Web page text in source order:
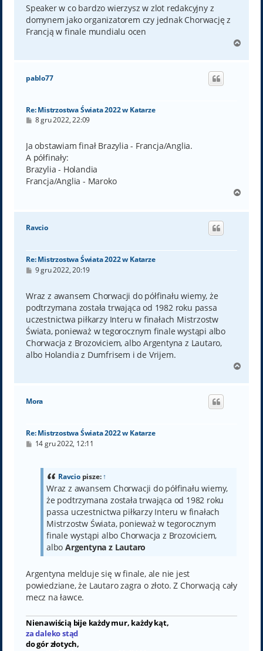
t
Speaker w co bardzo wierzysz w zlot redakcyjny z
domynem jako organizatorem czy jednak Chorwację z
Francją w finale mundialu ocen
g
pablo77
Re: Mistrzostwa Świata 2022 w Katarze
P
t
8 gru 2022, 22:09
Ja obstawiam finał Brazylia - Francja/Anglia.
A półfinały:
Brazylia - Holandia
Francja/Anglia - Maroko
g
Ravcio
Re: Mistrzostwa Świata 2022 w Katarze
P
t
9 gru 2022, 20:19
Wraz z awansem Chorwacji do półfinału wiemy, że
podtrzymana została trwająca od 1982 roku passa
uczestnictwa piłkarzy Interu w finałach Mistrzostw
Świata, ponieważ w tegorocznym finale wystąpi albo
Chorwacja z Brozoviciem, albo Argentyna z Lautaro,
albo Holandia z Dumfrisem i de Vrijem.
g
Mora
Re: Mistrzostwa Świata 2022 w Katarze
P14 gru 2022, 12:11
Ravciopisze:↑
Wraz z awansem Chorwacji do półfinału wiemy,
że podtrzymana została trwająca od 1982 roku
passa uczestnictwa piłkarzy Interu w finałach
Mistrzostw Świata, ponieważ w tegorocznym
finale wystąpi albo Chorwacja z Brozoviciem,
albo Argentyna z Lautaro
Argentyna melduje się w finale, ale nie jest
powiedziane, że Lautaro zagra o złoto. Z Chorwacją cały
mecz na ławce.
Nienawiścią bije każdy mur, każdy kąt,
za daleko stąd
do gór złotych,